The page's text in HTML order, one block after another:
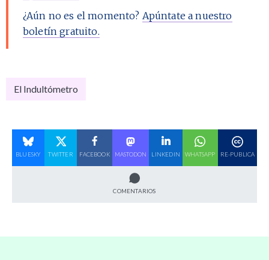
¿Aún no es el momento? Apúntate a nuestro
boletín gratuito.
El Indultómetro
BLUESKY TWITTER FACEBOOK MASTODON LINKEDIN WHATSAPP RE-PUBLICA
COMENTARIOS